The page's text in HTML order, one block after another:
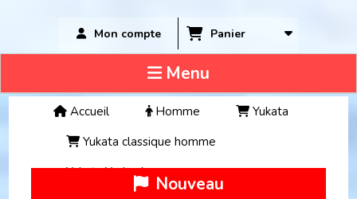
Mon compte Panier
Menu
Accueil Homme
Yukata
Yukata classique homme
Yukata Yudan homme
Nouveau